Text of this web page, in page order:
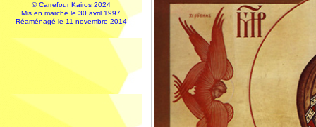
© Carrefour Kairos 2024
Mis en marche le 30 avril 1997
Réaménagé le 11 novembre 2014